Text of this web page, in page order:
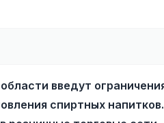
введут
спиртных